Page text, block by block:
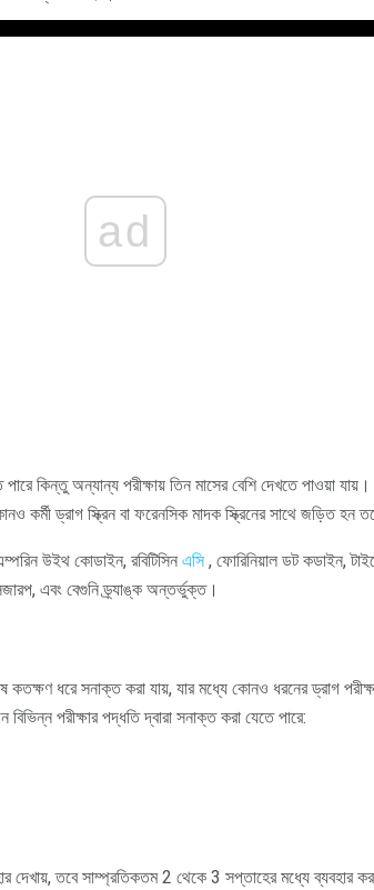
ad
কিন্তু অন্যান্য পরীক্ষায় তিন মাসের বেশি দেখতে পাওয়া
ড্রাগ স্ক্রিন বা ফরেনসিক মাদক স্ক্রিনের সাথে জড়িত হন
উইথ কোডাইন, রবিটিসিন এসি , ফোরিনিয়াল ডট কডাইন,
এবং বেগুনি ড্র্যাঙ্ক অন্তর্ভুক্ত।
ধরে সনাক্ত করা যায়, যার মধ্যে কোনও ধরনের ড্রাগ
পরীক্ষার পদ্ধতি দ্বারা সনাক্ত করা যেতে পারে:
দেখায়, তবে সাম্প্রতিকতম 2 থেকে 3 সপ্তাহের মধ্যে ব্যবহার